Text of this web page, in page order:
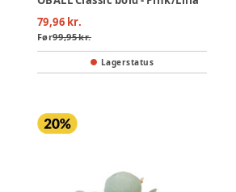
79,96 kr.
Før99,95 kr.
Lagerstatus